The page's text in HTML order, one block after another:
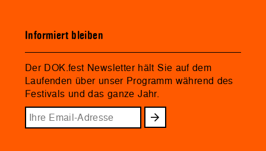
Informiert bleiben
Der DOK.fest Newsletter hält Sie auf dem
Laufenden über unser Programm während des
Festivals und das ganze Jahr.